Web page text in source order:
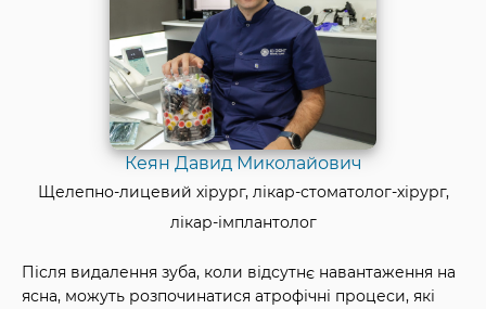
Кеян Давид Миколайович
Щелепно-лицевий хірург, лікар-стоматолог-хірург,
лікар-імплантолог
Після видалення зуба, коли відсутнє навантаження на
ясна, можуть розпочинатися атрофічні процеси, які